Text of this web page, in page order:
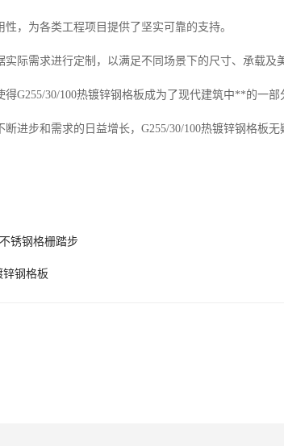
，为各类工程项目提供了坚实可靠的支持。
际需求进行定制，以满足不同场景下的尺寸、承载及
G255/30/100热镀锌钢格板成为了现代建筑中**的一
进步和需求的日益增长，G255/30/100热镀锌钢格板
锈钢格栅踏步
锌钢格板